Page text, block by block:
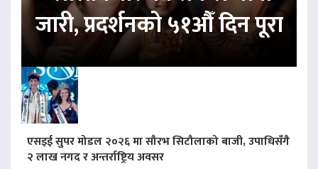
जारी, प्रदर्शनको ५१औँ दिन पूरा
एसइई सुपर मोडल २०२६ मा सौरभ सिटौलाको बाजी, उपाधिसँगै
२ लाख नगद र अन्तर्राष्ट्रिय अवसर